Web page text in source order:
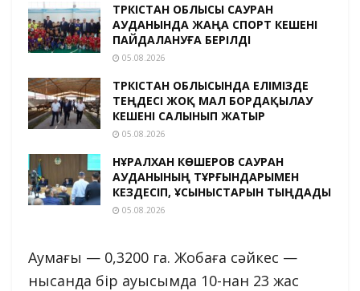
ТҮРКІСТАН ОБЛЫСЫ САУРАН
АУДАНЫНДА ЖАҢА СПОРТ КЕШЕНІ
ПАЙДАЛАНУҒА БЕРІЛДІ
05.08.2026
ТҮРКІСТАН ОБЛЫСЫНДА ЕЛІМІЗДЕ
ТЕҢДЕСІ ЖОҚ МАЛ БОРДАҚЫЛАУ
КЕШЕНІ САЛЫНЫП ЖАТЫР
05.08.2026
НҰРАЛХАН КӨШЕРОВ САУРАН
АУДАНЫНЫҢ ТҰРҒЫНДАРЫМЕН
КЕЗДЕСІП, ҰСЫНЫСТАРЫН ТЫҢДАДЫ
05.08.2026
Аумағы — 0,3200 га. Жобаға сәйкес —
нысанда бір ауысымда 10-нан 23 жас